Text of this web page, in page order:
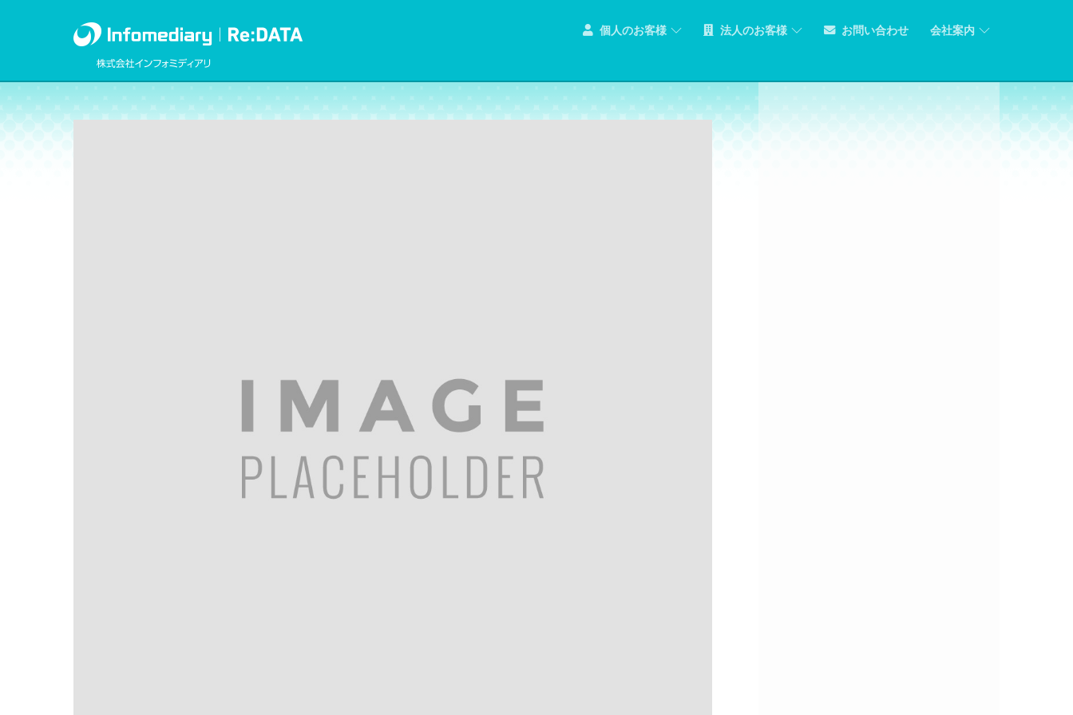
個人のお客様 法人のお客様 お問い合わせ 会社案内